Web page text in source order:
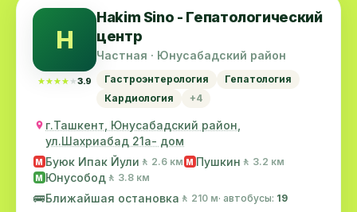
H
★★★★★
★★★★★3.9
Hakim Sino - Гепатологический
центр
Частная · Юнусабадский район
Гастроэнтерология
Гепатология
Кардиология
+4
г.Ташкент, Юнусабадский район,
ул.Шахриабад 21а- дом
M Буюк Ипак Йули 🚶 2.6 км M Пушкин 🚶 3.2 км
M Юнусобод 🚶 3.8 км
🚌Ближайшая остановка 🚶 210 м· автобусы: 19